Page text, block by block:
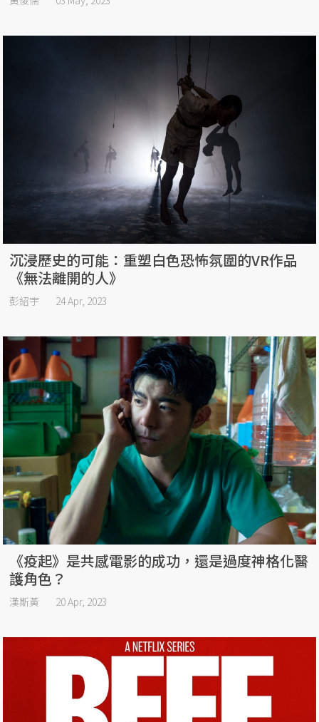
沉浸歷史的可能：重塑白色恐怖氛圍的VR作品
《無法離開的人》
彭紹宇 24 Apr, 2023
《疫起》是共感電影的成功，還是過度神格化醫
護角色？
漢斯黃 20 Apr, 2023